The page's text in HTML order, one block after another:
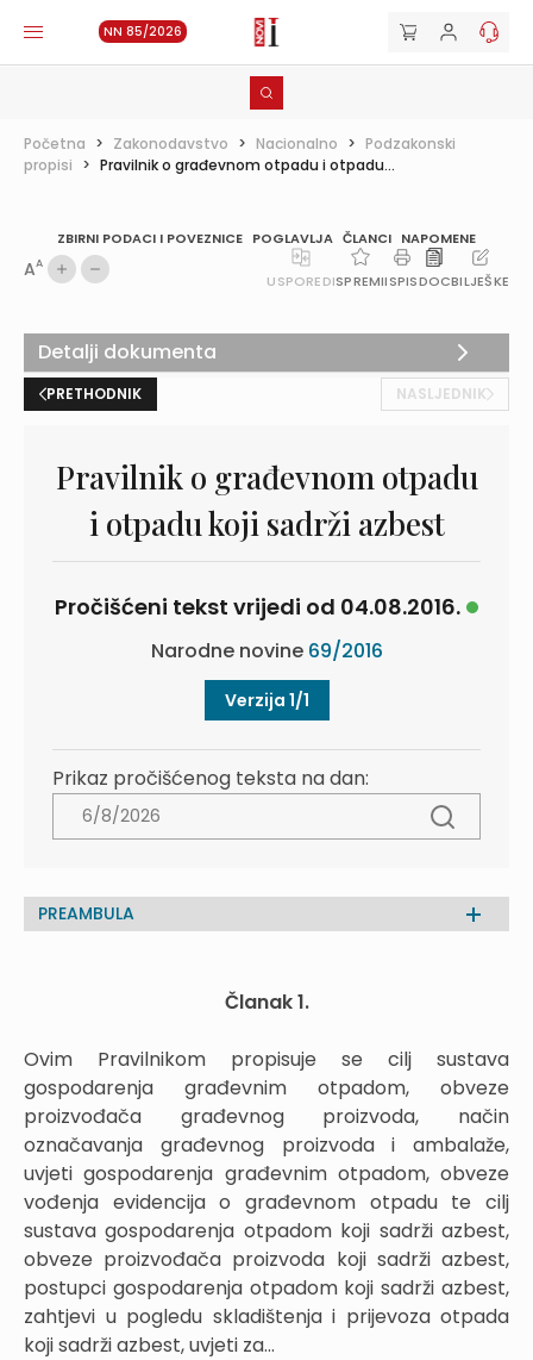
NN 85/2026
Početna > Zakonodavstvo > Nacionalno > Podzakonski
propisi > Pravilnik o građevnom otpadu i otpadu...
ZBIRNI PODACI I POVEZNICE POGLAVLJA ČLANCI NAPOMENE
AA
USPOREDISPREMIISPISDOCBILJEŠKE
PRETHODNIK NASLJEDNIK
Pravilnik o građevnom otpadu
i otpadu koji sadrži azbest
Pročišćeni tekst vrijedi od 04.08.2016.
Narodne novine 69/2016
Verzija 1/1
Prikaz pročišćenog teksta na dan:
PREAMBULA
Članak 1.
Ovim Pravilnikom propisuje se cilj sustava
gospodarenja građevnim otpadom, obveze
proizvođača građevnog proizvoda, način
označavanja građevnog proizvoda i ambalaže,
uvjeti gospodarenja građevnim otpadom, obveze
vođenja evidencija o građevnom otpadu te cilj
sustava gospodarenja otpadom koji sadrži azbest,
obveze proizvođača proizvoda koji sadrži azbest,
postupci gospodarenja otpadom koji sadrži azbest,
zahtjevi u pogledu skladištenja i prijevoza otpada
koji sadrži azbest, uvjeti za...
Detalji dokumenta